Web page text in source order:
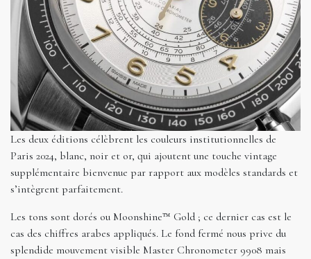
Les deux éditions célèbrent les couleurs institutionnelles de
Paris 2024, blanc, noir et or, qui ajoutent une touche vintage
supplémentaire bienvenue par rapport aux modèles standards et
s’intègrent parfaitement.
Les tons sont dorés ou Moonshine™ Gold ; ce dernier cas est le
cas des chiffres arabes appliqués. Le fond fermé nous prive du
splendide mouvement visible Master Chronometer 9908 mais